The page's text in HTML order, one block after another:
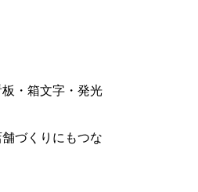
・箱文字・発光
づくりにもつな